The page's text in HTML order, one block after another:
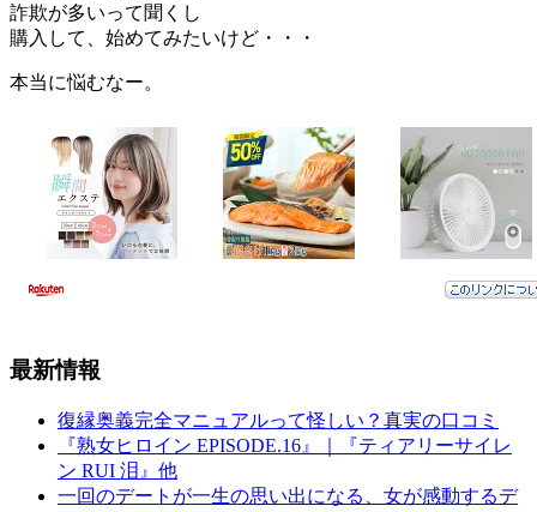
詐欺が多いって聞くし
購入して、始めてみたいけど・・・
本当に悩むなー。
最新情報
復縁奥義完全マニュアルって怪しい？真実の口コミ
『熟女ヒロイン EPISODE.16』｜『ティアリーサイレ
ン RUI 泪』他
一回のデートが一生の思い出になる、女が感動するデ